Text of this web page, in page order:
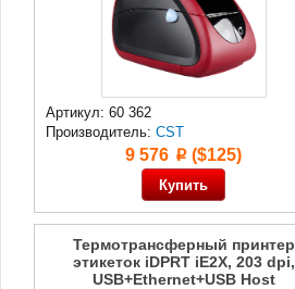
Артикул: 60 362
Производитель: CST
9 576 p ($125)
Термотрансферный принтер
этикеток iDPRT iE2X, 203 dpi,
USB+Ethernet+USB Host